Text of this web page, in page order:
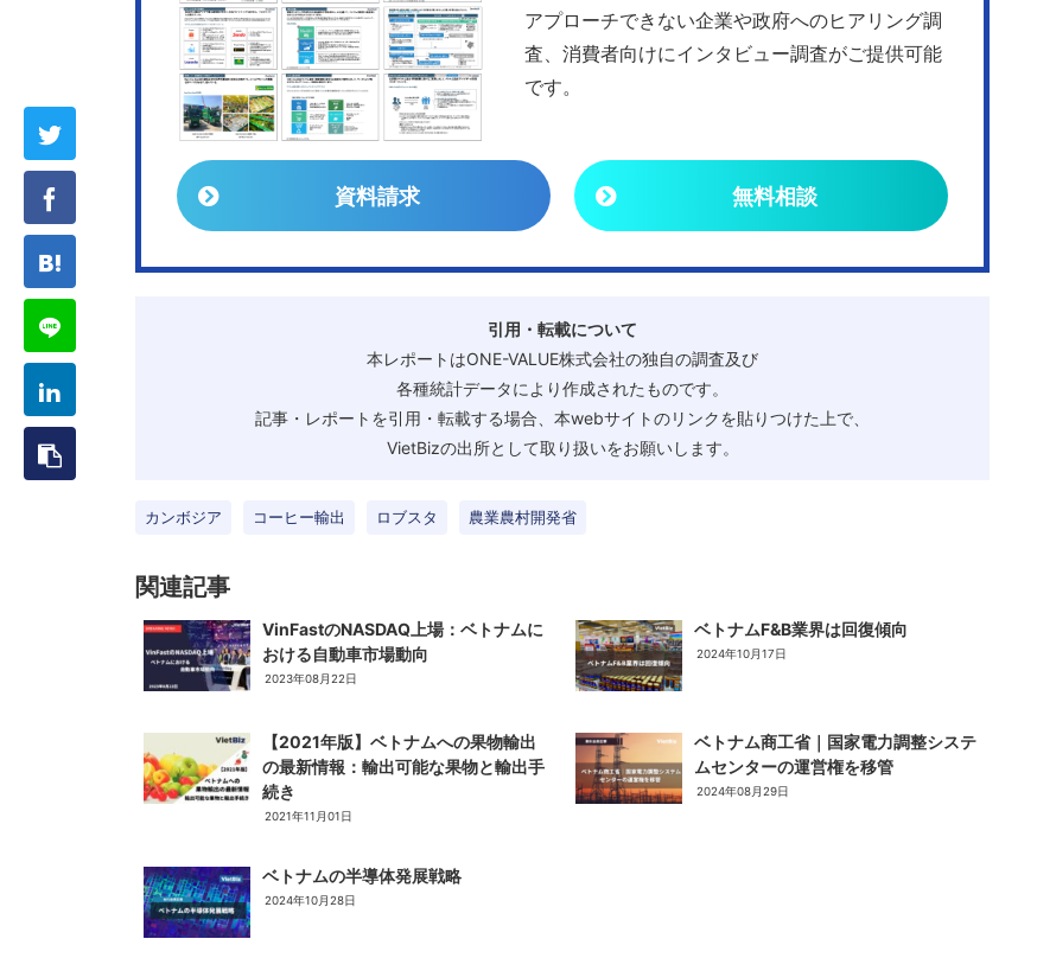
アプローチできない企業や政府へのヒアリング調
査、消費者向けにインタビュー調査がご提供可能
です。
資料請求 無料相談
引用・転載について
本レポートはONE-VALUE株式会社の独自の調査及び
各種統計データにより作成されたものです。
記事・レポートを引用・転載する場合、本webサイトのリンクを貼りつけた上で、
VietBizの出所として取り扱いをお願いします。
カンボジア コーヒー輸出 ロブスタ 農業農村開発省
関連記事
VinFastのNASDAQ上場：ベトナムに
おける自動車市場動向
2023年08月22日
ベトナムF&B業界は回復傾向
2024年10月17日
【2021年版】ベトナムへの果物輸出
の最新情報：輸出可能な果物と輸出手
続き
2021年11月01日
ベトナム商工省｜国家電力調整システ
ムセンターの運営権を移管
2024年08月29日
ベトナムの半導体発展戦略
2024年10月28日